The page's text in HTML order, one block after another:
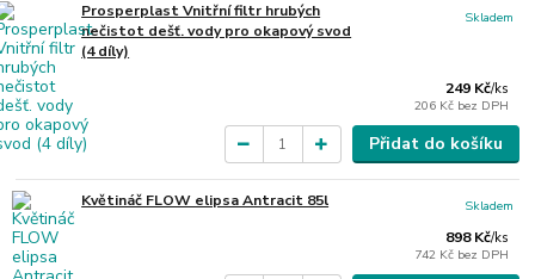
Prosperplast Vnitřní filtr hrubých
nečistot dešť. vody pro okapový svod
(4 díly)
249 Kč/ks
206 Kč bez DPH
Skladem
Přidat do košíku
Květináč FLOW elipsa Antracit 85l
898 Kč/ks
742 Kč bez DPH
Skladem